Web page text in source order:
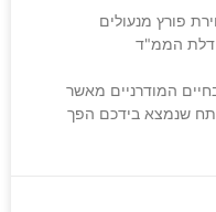
פורץ מנעולים
דלת הממ"ד
המודרניים מאשר
שנמצא בידכם הפך